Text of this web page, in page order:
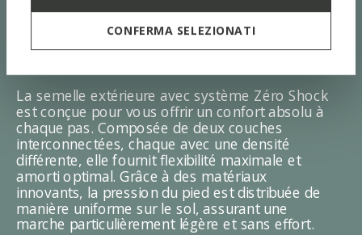
CONFERMA SELEZIONATI
SYSTÈME ZÉRO SHOCK
La semelle extérieure avec système Zéro Shock
est conçue pour vous offrir un confort absolu à
chaque pas. Composée de deux couches
interconnectées, chaque avec une densité
différente, elle fournit flexibilité maximale et
amorti optimal. Grâce à des matériaux
innovants, la pression du pied est distribuée de
manière uniforme sur le sol, assurant une
marche particulièrement légère et sans effort.